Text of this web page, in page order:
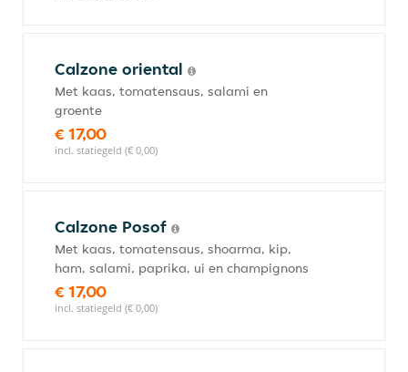
Calzone oriental
Met kaas, tomatensaus, salami en
groente
€ 17,00
incl. statiegeld (€ 0,00)
Calzone Posof
Met kaas, tomatensaus, shoarma, kip,
ham, salami, paprika, ui en champignons
€ 17,00
incl. statiegeld (€ 0,00)